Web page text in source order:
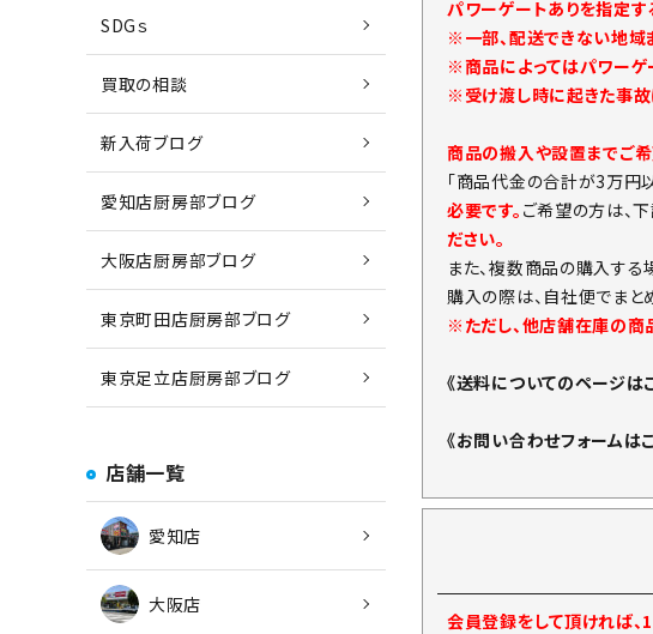
SDGｓ
買取の相談
新入荷ブログ
愛知店厨房部ブログ
大阪店厨房部ブログ
東京町田店厨房部ブログ
東京足立店厨房部ブログ
店舗一覧
愛知店
大阪店
パワーゲートありを指定
※一部、配送できない地域
※商品によってはパワーゲ
※受け渡し時に起きた事故
商品の搬入や設置までご
「商品代金の合計が3万円
必要です。 ご希望の方は、
ださい。
また、複数商品の購入す
購入の際は、自社便でまと
※ただし、他店舗在庫の商
《送料についてのページは
《お問い合わせフォームは
会員登録をして頂ければ、